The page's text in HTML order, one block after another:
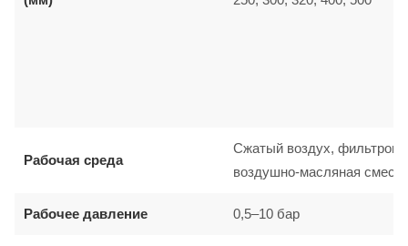
Рабочая среда
Сжатый воздух,
воздушно-масляная смесь
Рабочее давление 0,5–10 бар